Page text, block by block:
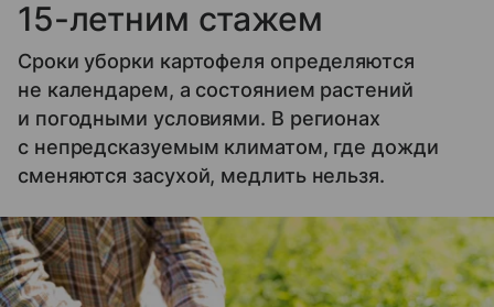
15-летним стажем
Сроки уборки картофеля определяются
не календарем, а состоянием растений
и погодными условиями. В регионах
с непредсказуемым климатом, где дожди
сменяются засухой, медлить нельзя.